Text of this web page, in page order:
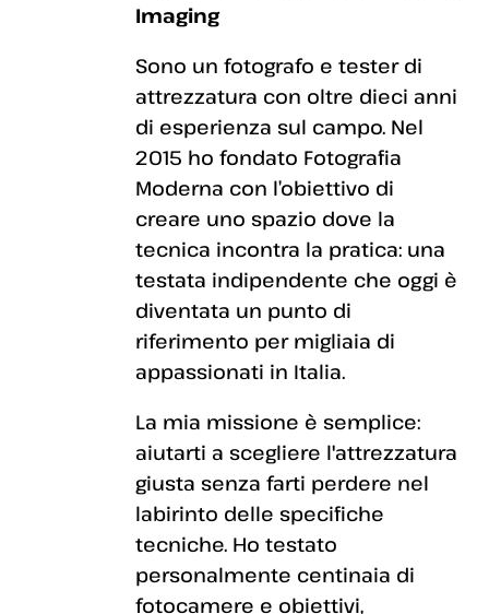
Imaging
Sono un fotografo e tester di
attrezzatura con oltre dieci anni
di esperienza sul campo. Nel
2015 ho fondato Fotografia
Moderna con l’obiettivo di
creare uno spazio dove la
tecnica incontra la pratica: una
testata indipendente che oggi è
diventata un punto di
riferimento per migliaia di
appassionati in Italia.
La mia missione è semplice:
aiutarti a scegliere l'attrezzatura
giusta senza farti perdere nel
labirinto delle specifiche
tecniche. Ho testato
personalmente centinaia di
fotocamere e obiettivi,